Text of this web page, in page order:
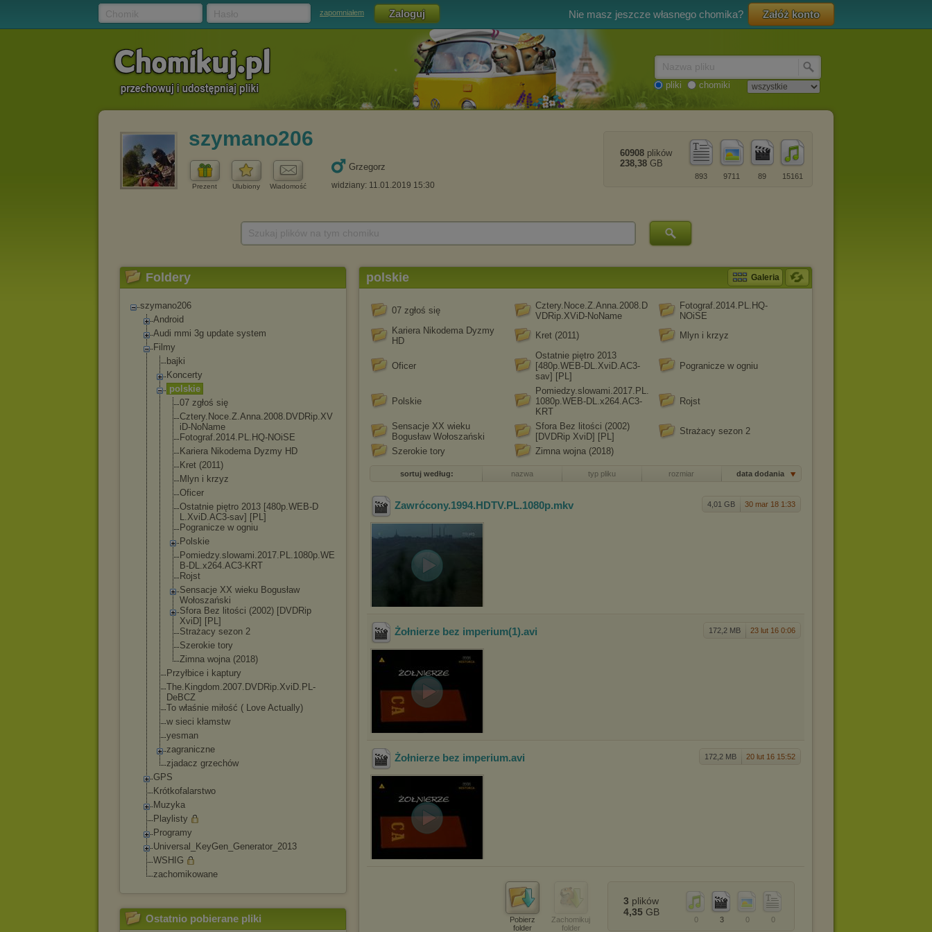
zapomniałem Nie masz jeszcze własnego chomika? Załóż konto
pliki chomiki
szymano206
Prezent Ulubiony Wiadomość
Grzegorz
widziany: 11.01.2019 15:30
15161
89
9711
893
60908 plików
238,38 GB
Foldery
szymano206
Android
Audi mmi 3g update system
Filmy
bajki
Koncerty
polskie
07 zgłoś się
Cztery.Noce.Z.Anna.2008.DVDRip.XV
iD-NoName
Fotograf.2014.PL.HQ-NOiSE
Kariera Nikodema Dyzmy HD
Kret (2011)
Mlyn i krzyz
Oficer
Ostatnie piętro 2013 [480p.WEB-D
L.XviD.AC3-sav] [PL]
Pogranicze w ogniu
Polskie
Pomiedzy.sl owami.2017. PL.1080p.WE
B-DL.x264.AC3-KRT
Rojst
Sensacje XX wieku Bogusław
Wołoszański
Sfora Bez litości (2002) [DVDRip
XviD] [PL]
Strażacy sezon 2
Szerokie tory
Zimna wojna (2018)
Przyłbice i kaptury
The.Kingdom.2007.DVDRip.XviD.PL-
DeBCZ
To właśnie miłość ( Love Actually)
w sieci kłamstw
yesman
zagraniczne
zjadacz grzechów
GPS
Krótkofalarstwo
Muzyka
Playlisty
Programy
Universal_KeyGen_ Generator_2013
WSHIG
zachomikowane
Ostatnio pobierane pliki
polskie Galeria
07 zgłoś się
Cztery.Noce.Z.Anna.2008.D
VDRip.XViD-NoName
Fotograf.2014.PL.HQ-
NOiSE
Kariera Nikodema Dyzmy
HD
Kret (2011) Mlyn i krzyz
Oficer
Ostatnie piętro 2013
[480p.WEB-DL.XviD.AC3-
sav] [PL]
Pogranicze w ogniu
Polskie
Pomiedzy.slowami.2017.PL.
1080p.WEB-DL.x264.AC3-
KRT
Rojst
Sensacje XX wieku
Bogusław Wołoszański
Sfora Bez litości (2002)
[DVDRip XviD] [PL]
Strażacy sezon 2
Szerokie tory
Zimna wojna (2018)
sortuj według: nazwa typ pliku rozmiar data dodania
4,01 GB 30 mar 18 1:33
Zawrócony.1994.HDTV.PL.1080p.mkv
172,2 MB 23 lut 16 0:06
Żołnierze bez imperium(1).avi
172,2 MB 20 lut 16 15:52
Żołnierze bez imperium.avi
Pobierz
folder
Zachomikuj
folder
0
0
3
0
3 plików
4,35 GB